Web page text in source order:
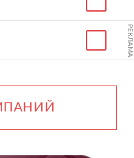
РЕКЛАМА